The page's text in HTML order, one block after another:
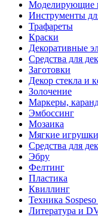
Моделирующие
Инструменты
Трафареты
Краски
Декоративные
Средства для
Заготовки
Декор стекла и
Золочение
Маркеры,
Эмбоссинг
Мозаика
Мягкие
Средства для
Эбру
Фелтинг
Пластика
Квиллинг
Техника Sospeso
Литература и